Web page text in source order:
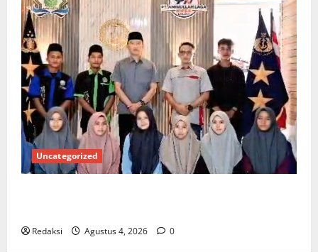
Uncategorized
Redaksi Agustus 4, 2026 0